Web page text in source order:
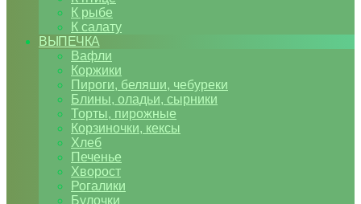
К рыбе
К салату
ВЫПЕЧКА
Вафли
Коржики
Пироги, беляши, чебуреки
Блины, оладьи, сырники
Торты, пирожные
Корзиночки, кексы
Хлеб
Печенье
Хворост
Рогалики
Булочки